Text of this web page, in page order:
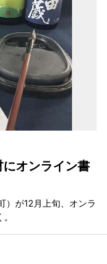
オンライン書
）が12月上旬、オンラ